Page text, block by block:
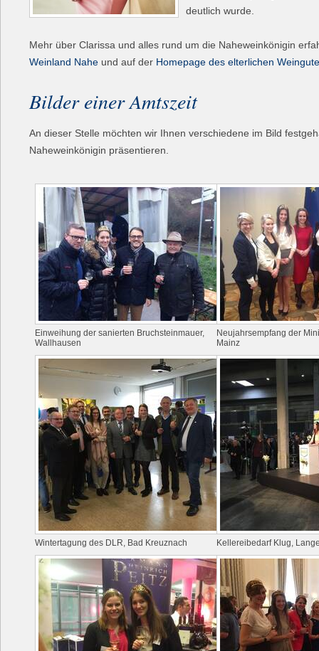
deutlich wurde.
Mehr über Clarissa und alles rund um die Naheweinkönigin
Weinland Nahe und auf der Homepage des elterlichen
Bilder einer Amtszeit
An dieser Stelle möchten wir Ihnen verschiedene im Bild
Naheweinkönigin präsentieren.
Einweihung der sanierten Bruchsteinmauer,
Wallhausen
Neujahrsempfang der
Mainz
Wintertagung des DLR, Bad Kreuznach Kellereibedarf Klug,